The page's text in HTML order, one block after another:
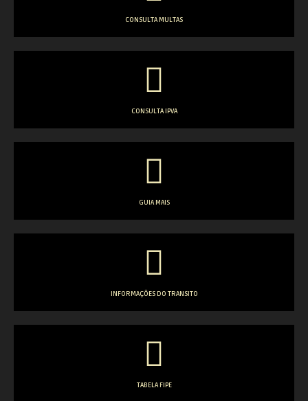
CONSULTA MULTAS
CONSULTA IPVA
GUIA MAIS
INFORMAÇÕES DO TRANSITO
TABELA FIPE